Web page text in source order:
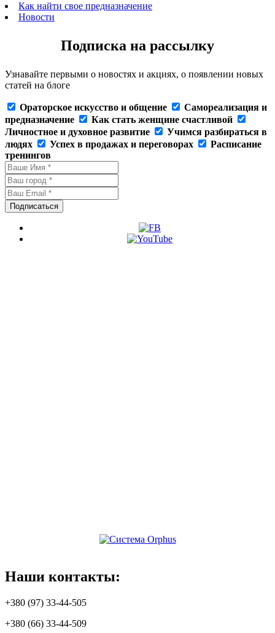
Как найти свое предназначение
Новости
Подписка на рассылку
Узнавайте первыми о новостях и акциях, о появлении новых
статей на блоге
Ораторское искусство и общение
Самореализация и
предназначение
Как стать женщине счастливой
Личностное и духовное развитие
Учимся разбираться в
людях
Успех в продажах и переговорах
Расписание
тренингов
Наши контакты:
+380 (97) 33-44-505
+380 (66) 33-44-509